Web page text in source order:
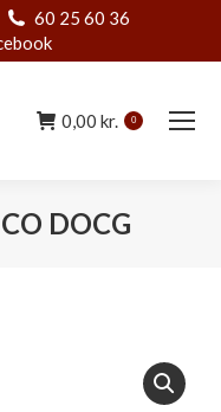
60 25 60 36
0,00 kr. 0
DOCG